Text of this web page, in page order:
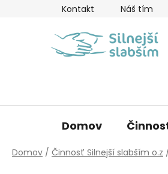
Kontakt Náš tím
Domov
Domov / Činnosť Silnejší slabším o.z